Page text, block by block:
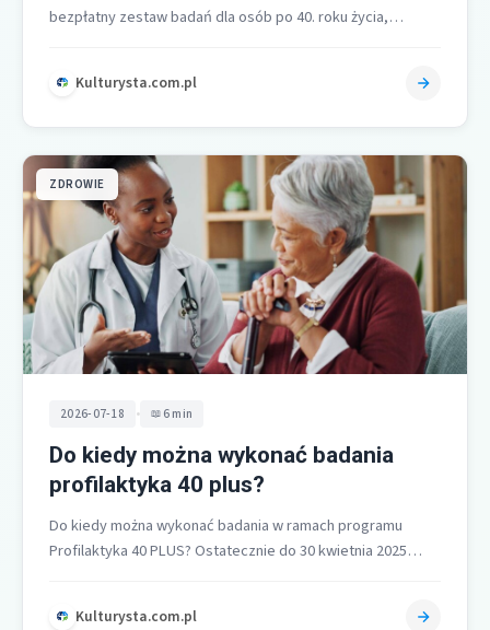
bezpłatny zestaw badań dla osób po 40. roku życia,
Kulturysta.com.pl
ZDROWIE
2026-07-18 • 6 min
Do kiedy można wykonać badania
profilaktyka 40 plus?
Do kiedy można wykonać badania w ramach programu
Profilaktyka 40 PLUS? Ostatecznie do 30 kwietnia 2025
Kulturysta.com.pl